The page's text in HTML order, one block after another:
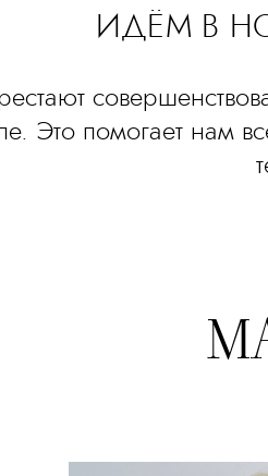
ИДЁМ В
Это помогает нам